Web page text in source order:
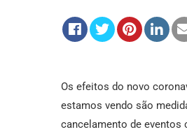
Os efeitos do novo
estamos vendo são
cancelamento de eventos